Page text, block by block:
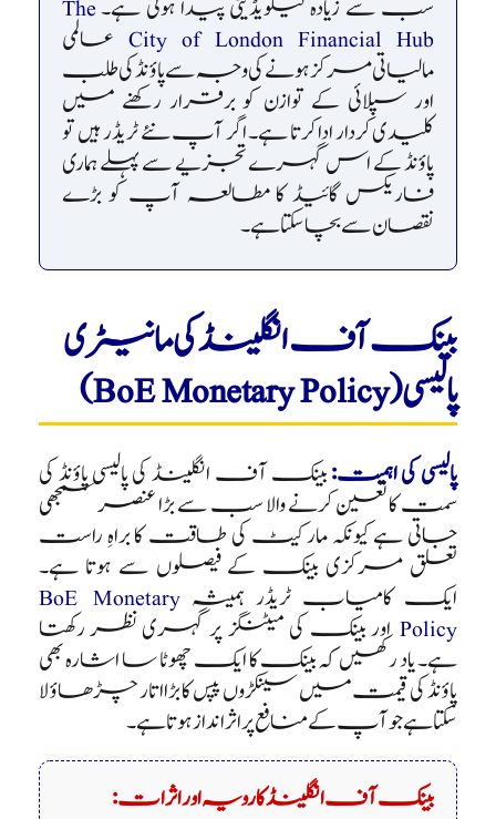
سب سے زیادہ لیکویڈیٹی پیدا ہوتی ہے۔The
City of London Financial Hubعالمی
مالیاتی مرکز ہونے کی وجہ سے پاؤنڈ کی طلب
اور سپلائی کے توازن کو برقرار رکھنے میں
کلیدی کردار ادا کرتا ہے۔ اگر آپ نئے ٹریڈر ہیں تو
پاؤنڈ کے اس گہرے تجزیے سے پہلے ہماری
فاریکس گائیڈ کا مطالعہ آپ کو بڑے
نقصان سے بچا سکتا ہے۔
بینک آف انگلینڈ کی مانیٹری
پالیسی (BoE Monetary Policy)
پالیسی کی اہمیت:بینک آف انگلینڈ کی پالیسی پاؤنڈ کی
سمت کا تعین کرنے والا سب سے بڑا عنصر سمجھی
جاتی ہے کیونکہ مارکیٹ کی طاقت کا براہِ راست
تعلق مرکزی بینک کے فیصلوں سے ہوتا ہے۔
ایک کامیاب ٹریڈر ہمیشہ BoE Monetary
Policyاور بینک کی میٹنگز پر گہری نظر رکھتا
ہے۔ یاد رکھیں کہ بینک کا ایک چھوٹا سا اشارہ بھی
پاؤنڈ کی قیمت میں سینکڑوں پپس کا بڑا اتار چڑھاؤ لا
سکتا ہے جو آپ کے منافع پر اثر انداز ہوتا ہے۔
بینک آف انگلینڈ کا رویہ اور اثرات: